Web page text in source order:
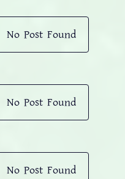
No Post Found
No Post Found
No Post Found